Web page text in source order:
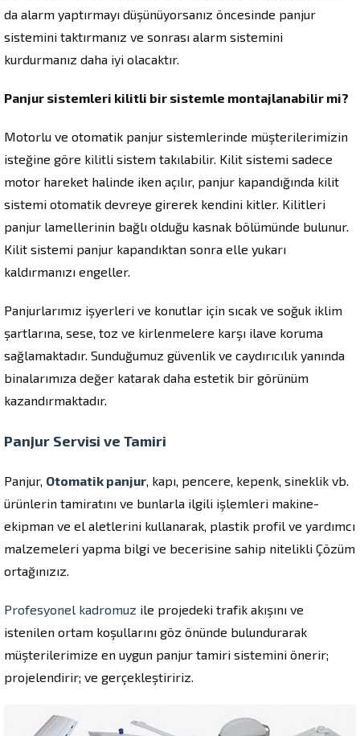
da alarm yaptırmayı düşünüyorsanız öncesinde panjur
sistemini taktırmanız ve sonrası alarm sistemini
kurdurmanız daha iyi olacaktır.
Panjur sistemleri kilitli bir sistemle montajlanabilir mi?
Motorlu ve otomatik panjur sistemlerinde müşterilerimizin
isteğine göre kilitli sistem takılabilir. Kilit sistemi sadece
motor hareket halinde iken açılır, panjur kapandığında kilit
sistemi otomatik devreye girerek kendini kitler. Kilitleri
panjur lamellerinin bağlı olduğu kasnak bölümünde bulunur.
Kilit sistemi panjur kapandıktan sonra elle yukarı
kaldırmanızı engeller.
Panjurlarımız işyerleri ve konutlar için sıcak ve soğuk iklim
şartlarına, sese, toz ve kirlenmelere karşı ilave koruma
sağlamaktadır. Sunduğumuz güvenlik ve caydırıcılık yanında
binalarımıza değer katarak daha estetik bir görünüm
kazandırmaktadır.
Panjur Servisi ve Tamiri
Panjur, Otomatik panjur, kapı, pencere, kepenk, sineklik vb.
ürünlerin tamiratını ve bunlarla ilgili işlemleri makine-
ekipman ve el aletlerini kullanarak, plastik profil ve yardımcı
malzemeleri yapma bilgi ve becerisine sahip nitelikli Çözüm
ortağınızız.
Profesyonel kadromuz ile projedeki trafik akışını ve
istenilen ortam koşullarını göz önünde bulundurarak
müşterilerimize en uygun panjur tamiri sistemini önerir;
projelendirir; ve gerçekleştiririz.